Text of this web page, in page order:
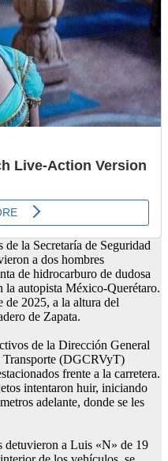
la Secretaría de Seguridad
a dos hombres
de hidrocarburo de dudosa
la autopista México-Querétaro.
2025, a la altura del
de Zapata.
de la Dirección General
Transporte (DGCRVyT)
frente a la carretera.
intentaron huir, iniciando
adelante, donde se les
detuvieron a Luis «N» de 19